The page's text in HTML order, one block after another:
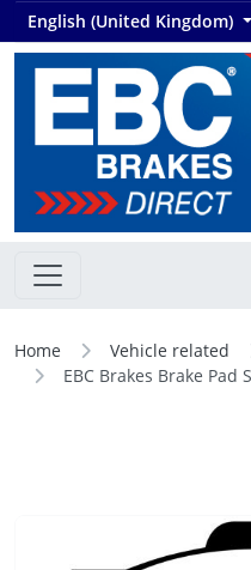
English (United Kingdom)
Home Vehicle related
EBC Brakes Brake Pad